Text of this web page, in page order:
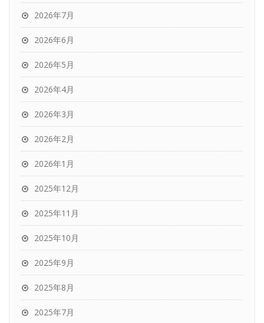
2026年7月
2026年6月
2026年5月
2026年4月
2026年3月
2026年2月
2026年1月
2025年12月
2025年11月
2025年10月
2025年9月
2025年8月
2025年7月